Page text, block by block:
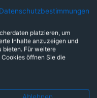
3,34%
Datenschutzbestimmungen
platzieren, um
Inhalte anzuzeigen und
bieten. Für weitere
öffnen Sie die